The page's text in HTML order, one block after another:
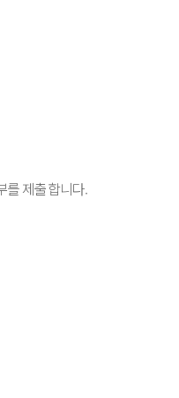
를 제출합니다.